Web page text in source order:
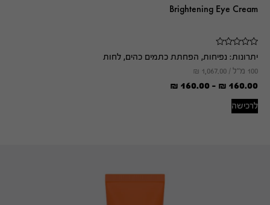
Brightening Eye Cream
יתרונות: נפיחות, הפחתת כתמים כהים, לחות
100 מ"ל / ₪ 1,067.00
₪ 160.00
-
₪ 160.00
לרכישה